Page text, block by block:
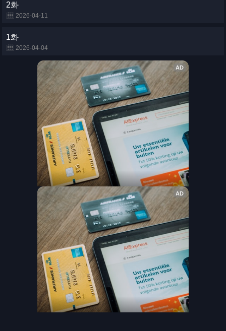
2화
2026-04-11
1화
2026-04-04